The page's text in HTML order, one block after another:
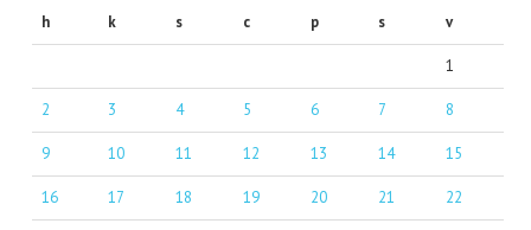
h
k s c p s v
1
2 3 4 5 6 7 8
9 10 11 12 13 14 15
16 17 18 19 20 21 22